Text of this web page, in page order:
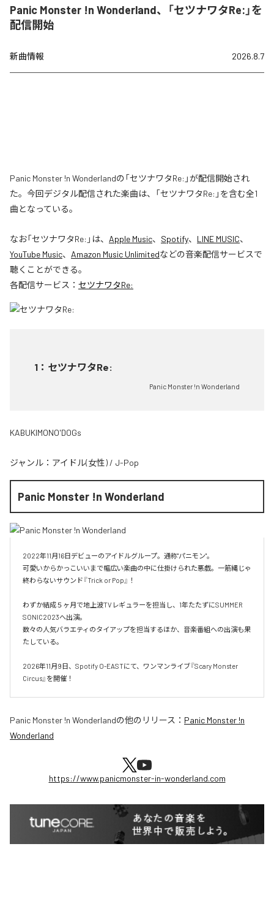
Panic Monster !n Wonderland、「セツナワタRe:」を
配信開始
新曲情報 2026.8.7
Panic Monster !n Wonderlandの「セツナワタRe:」が配信開始され
た。今回デジタル配信された楽曲は、「セツナワタRe:」を含む全1
曲となっている。
なお「セツナワタRe: 」は、 Apple Music、 Spotify、 LINE MUSIC、
YouTube Music、 Amazon Music Unlimitedなどの音楽配信サービスで
聴くことができる。
各配信サービス： セツナワタRe:
1 ： セツナワタRe:
Panic Monster !n Wonderland
KABUKIMONO'DOGs
ジャンル： アイドル(女性) / J-Pop
Panic Monster !n Wonderland
2022年11月16日デビューのアイドルグループ。通称"パニモン"。
可愛いからかっこいいまで幅広い楽曲の中に仕掛けられた悪戯。一筋縄じゃ
終わらないサウンド『Trick or Pop』！
わずか結成５ヶ月で地上波TVレギュラーを担当し、1年たたずにSUMMER
SONIC2023へ出演。
数々の人気バラエティのタイアップを担当するほか、音楽番組への出演も果
たしている。
2026年11月9日、Spotify O-EASTにて、ワンマンライブ『Scary Monster
Circus』を開催！
Panic Monster !n Wonderlandの他のリリース： Panic Monster !n
Wonderland
https://www.panicmonster-in-wonderland.com